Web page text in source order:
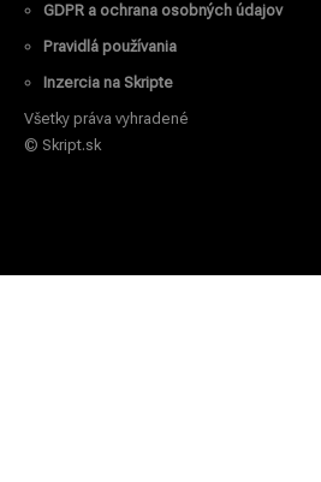
GDPR a ochrana osobných údajov
Pravidlá používania
Inzercia na Skripte
Všetky práva vyhradené
© Skript.sk